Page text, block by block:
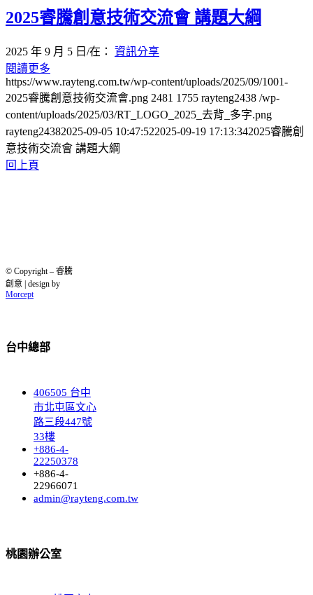
2025睿騰創意技術交流會 講題大綱
2025 年 9 月 5 日 /在： 資訊分享
閱讀更多
https://www.rayteng.com.tw/wp-content/uploads/2025/09/1001-
2025睿騰創意技術交流會.png 2481 1755 rayteng2438 /wp-
content/uploads/2025/03/RT_LOGO_2025_去背_多字.png
rayteng24382025-09-05 10:47:522025-09-19 17:13:342025睿騰創
意技術交流會 講題大綱
回上頁
© Copyright – 睿騰
創意 | design by
Morcept
台中總部
406505 台中
市北屯區文心
路三段447號
33樓
+886-4-
22250378
+886-4-
22966071
admin@rayteng.com.tw
桃園辦公室